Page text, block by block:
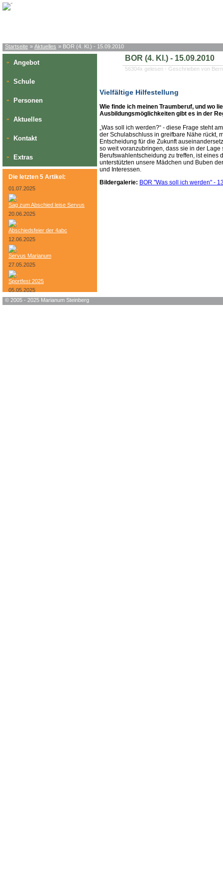
Startseite » Aktuelles » BOR (4. Kl.) - 15.09.2010
» Angebot
» Schule
» Personen
» Aktuelles
» Kontakt
» Extras
Die letzten 5 Artikel:
01.07.2025
Sag zum Abschied leise Servus
20.06.2025
Abschiedsfeier der 4abc
12.06.2025
Servus Marianum
27.05.2025
Sportfest 2025
05.05.2025
Bundesheer-Tag
BOR (4. Kl.) - 15.09.2010
56304x gelesen - Geschrieben von
Vielfältige Hilfestellung
Wie finde ich meinen Traumberuf, und wo
Ausbildungsmöglichkeiten gibt es in der
„Was soll ich werden?“ - diese Frage steht
der Schulabschluss in greifbare Nähe rückt,
Entscheidung für die Zukunft
so weit voranzubringen, dass sie in der
Berufswahlentscheidung zu treffen, ist eines
unterstützten unsere Mädchen und Buben
und Interessen.
Bildergalerie: BOR "Was soll ich werden" -
© 2005 - 2025 Marianum Steinberg